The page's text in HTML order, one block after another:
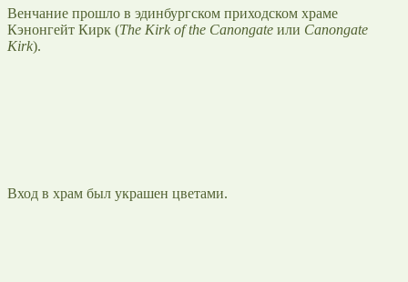
Венчание прошло в эдинбургском приходском храме
Кэнонгейт Кирк (The Kirk of the Canongate или Canongate
Kirk).
Вход в храм был украшен цветами.